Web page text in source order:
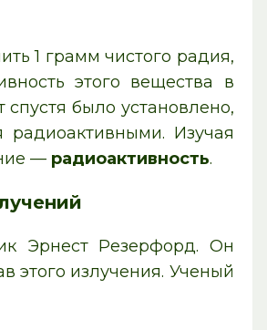
1 грамм чистого радия,
этого вещества в
было установлено,
Изучая
— радиоактивность.
Эрнест Резерфорд. Он
этого излучения. Ученый